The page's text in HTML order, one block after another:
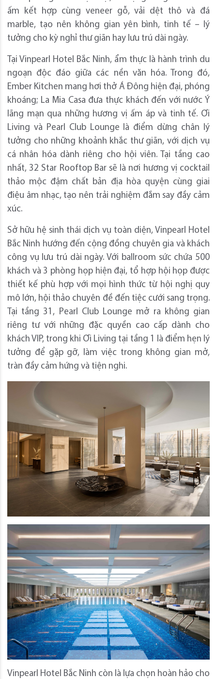
ấm kết hợp cùng veneer gỗ, vải dệt thô và đá
marble, tạo nên không gian yên bình, tinh tế – lý
tưởng cho kỳ nghỉ thư giãn hay lưu trú dài ngày.
Tại Vinpearl Hotel Bắc Ninh, ẩm thực là hành trình du
ngoạn độc đáo giữa các nền văn hóa. Trong đó,
Ember Kitchen mang hơi thở Á Đông hiện đại, phóng
khoáng; La Mia Casa đưa thực khách đến với nước Ý
lãng mạn qua những hương vị ấm áp và tinh tế. Ơi
Living và Pearl Club Lounge là điểm dừng chân lý
tưởng cho những khoảnh khắc thư giãn, với dịch vụ
cá nhân hóa dành riêng cho hội viên. Tại tầng cao
nhất, 32 Star Rooftop Bar sẽ là nơi hương vị cocktail
thảo mộc đậm chất bản địa hòa quyện cùng giai
điệu âm nhạc, tạo nên trải nghiệm đắm say đầy cảm
xúc.
Sở hữu hệ sinh thái dịch vụ toàn diện, Vinpearl Hotel
Bắc Ninh hướng đến cộng đồng chuyên gia và khách
công vụ lưu trú dài ngày. Với ballroom sức chứa 500
khách và 3 phòng họp hiện đại, tổ hợp hội họp được
thiết kế phù hợp với mọi hình thức từ hội nghị quy
mô lớn, hội thảo chuyên đề đến tiệc cưới sang trọng.
Tại tầng 31, Pearl Club Lounge mở ra không gian
riêng tư với những đặc quyền cao cấp dành cho
khách VIP, trong khi Ơi Living tại tầng 1 là điểm hẹn lý
tưởng để gặp gỡ, làm việc trong không gian mở,
tràn đầy cảm hứng và tiện nghi.
Vinpearl Hotel Bắc Ninh còn là lựa chọn hoàn hảo cho